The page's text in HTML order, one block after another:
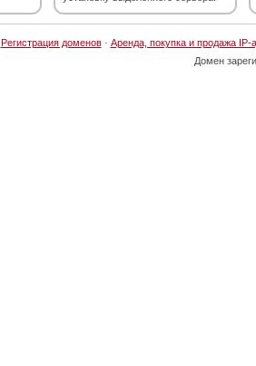
Регистрация доменов· Аренда, покупка и продажа IP-
Домен